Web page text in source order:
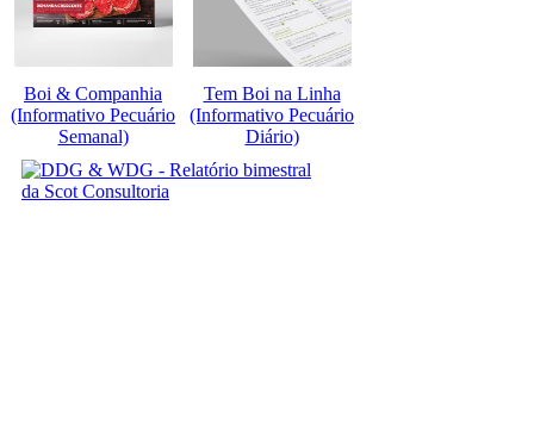
Boi & Companhia
(Informativo Pecuário
Semanal)
Tem Boi na Linha
(Informativo Pecuário
Diário)